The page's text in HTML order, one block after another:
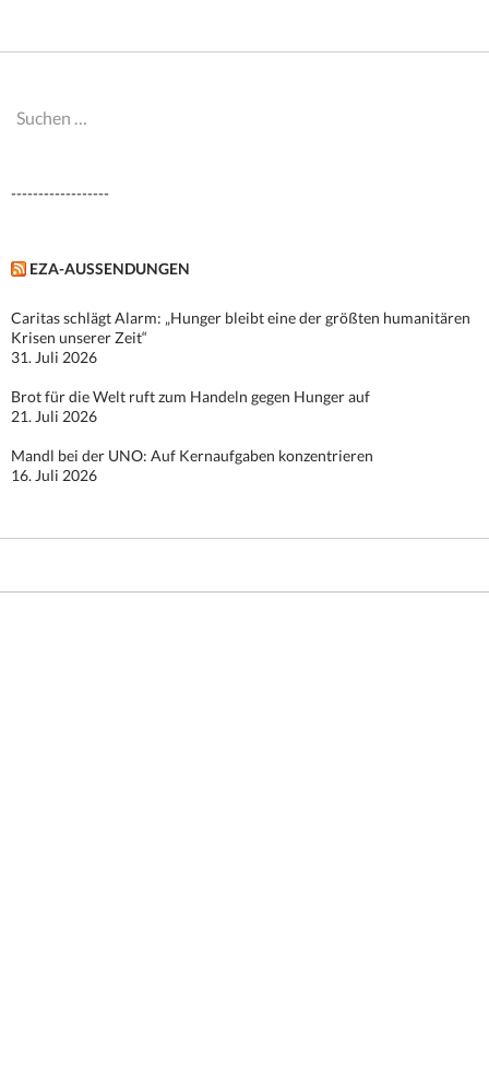
Suchen
------------------
EZA-AUSSENDUNGEN
Caritas schlägt Alarm: „Hunger bleibt eine der größten humanitären
Krisen unserer Zeit“
31. Juli 2026
Brot für die Welt ruft zum Handeln gegen Hunger auf
21. Juli 2026
Mandl bei der UNO: Auf Kernaufgaben konzentrieren
16. Juli 2026